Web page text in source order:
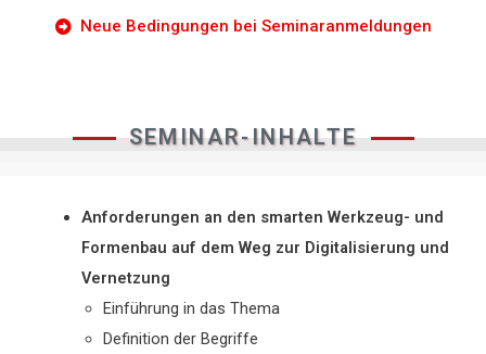
Neue Bedingungen bei Seminaranmeldungen
SEMINAR-INHALTE
Anforderungen an den smarten Werkzeug- und
Formenbau auf dem Weg zur Digitalisierung und
Vernetzung
Einführung in das Thema
Definition der Begriffe